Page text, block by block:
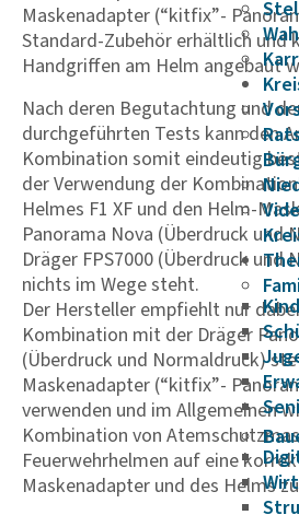
Maskenadapter (“kitfix”-
Standard-Zubehör erhältlich und
Handgriffen am Helm angebaut
Nach deren Begutachtung und
durchgeführten Tests kann den
Kombination somit eindeutig
der Verwendung der
Helmes F1 XF und den Helm-
Panorama Nova (Überdruck und
Dräger FPS7000 (Überdruck
nichts im Wege steht.
Der Hersteller empfiehlt nur
Kombination mit der Dräger
(Überdruck und Normaldruck)
Maskenadapter (“kitfix”-
verwenden und im Allgemeinen
Kombination von
Feuerwehrhelmen auf eine
Maskenadapter und des Helms